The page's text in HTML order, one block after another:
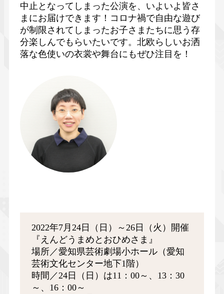
中止となってしまった公演を、いよいよ皆さ
まにお届けできます！コロナ禍で自由な遊び
が制限されてしまったお子さまたちに思う存
分楽しんでもらいたいです。北欧らしいお洒
落な色使いの衣裳や舞台にもぜひ注目を！
2022年7月24日（日）～26日（火）開催
『えんどうまめとおひめさま』
場所／愛知県芸術劇場小ホール（愛知
芸術文化センター地下1階）
時間／24日（日）は11：00～、13：30
～、16：00～